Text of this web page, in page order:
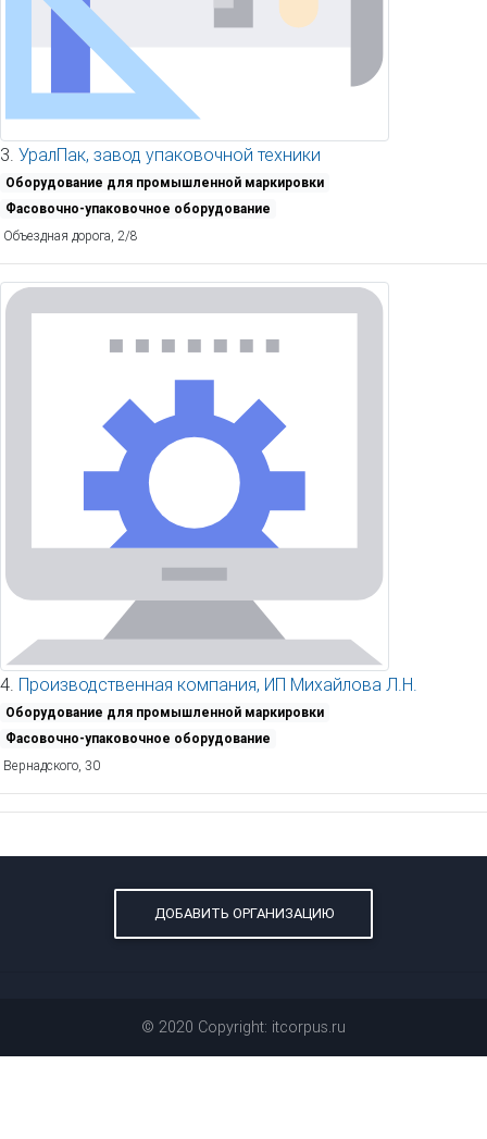
3. УралПак, завод упаковочной техники
Оборудование для промышленной маркировки
Фасовочно-упаковочное оборудование
Объездная дорога, 2/8
4. Производственная компания, ИП Михайлова Л.Н.
Оборудование для промышленной маркировки
Фасовочно-упаковочное оборудование
Вернадского, 30
ДОБАВИТЬ ОРГАНИЗАЦИЮ
© 2020 Copyright: itcorpus.ru